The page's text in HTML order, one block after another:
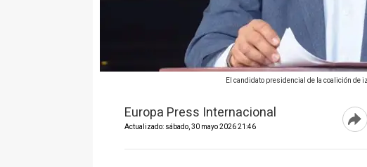
El candidato presidencial de la coalición de
Europa Press Internacional
Actualizado: sábado, 30 mayo 2026 21:46